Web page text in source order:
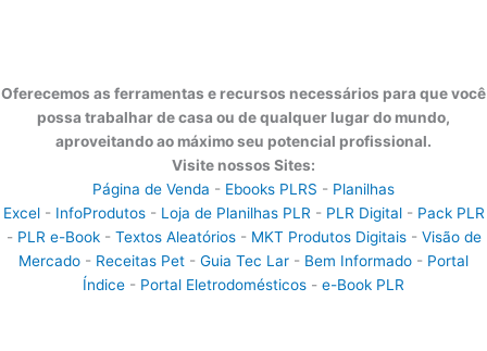
Oferecemos as ferramentas e recursos necessários para que você
possa trabalhar de casa ou de qualquer lugar do mundo,
aproveitando ao máximo seu potencial profissional.
Visite nossos Sites:
Página de Venda - Ebooks PLRS - Planilhas
Excel- InfoProdutos- Loja de Planilhas PLR - PLR Digital- Pack PLR
- PLR e-Book- Textos Aleatórios- MKT Produtos Digitais- Visão de
Mercado - Receitas Pet - Guia Tec Lar - Bem Informado - Portal
Índice - Portal Eletrodomésticos - e-Book PLR